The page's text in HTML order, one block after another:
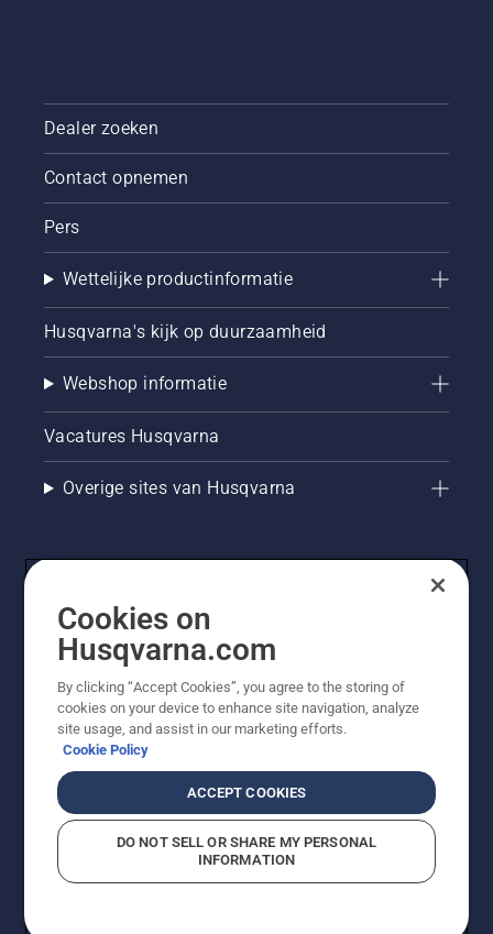
Dealer zoeken
Contact opnemen
Pers
Wettelijke productinformatie
Husqvarna's kijk op duurzaamheid
Webshop informatie
Vacatures Husqvarna
Overige sites van Husqvarna
© Husqvarna AB (publ). Alle rechten voorbehouden. De
getoonde prijzen zijn consumentenadviesprijzen. Alle
tenzij het product beschikbaar is voor directe aankoop.
Cookiebeleid
Imprint
Meld vermoedelijke schendingen
Cookies on
Husqvarna.com
By clicking “Accept Cookies”, you agree to the storing of
cookies on your device to enhance site navigation, analyze
site usage, and assist in our marketing efforts.
Cookie Policy
ACCEPT COOKIES
DO NOT SELL OR SHARE MY PERSONAL
INFORMATION